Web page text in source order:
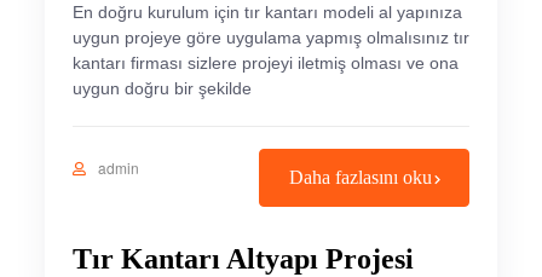
En doğru kurulum için tır kantarı modeli al yapınıza
uygun projeye göre uygulama yapmış olmalısınız tır
kantarı firması sizlere projeyi iletmiş olması ve ona
uygun doğru bir şekilde
admin Daha fazlasını oku
Tır Kantarı Altyapı Projesi